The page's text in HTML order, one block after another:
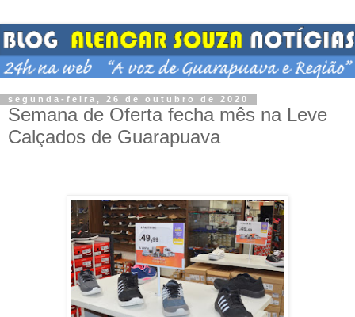
segunda-feira, 26 de outubro de 2020
Semana de Oferta fecha mês na Leve
Calçados de Guarapuava